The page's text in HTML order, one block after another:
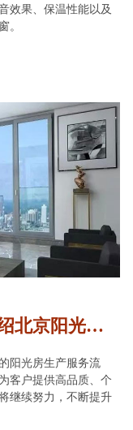
效果、保温性能以及
。
北京阳光房
阳光房生产服务流
客户提供高品质、个
继续努力，不断提升